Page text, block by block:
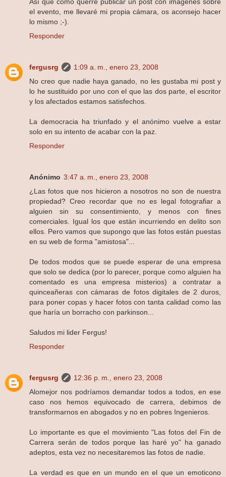
el evento, me llevaré mi propia cámara, os aconsejo hacer
lo mismo ;-).
Responder
fergusrg
1:09 a. m., enero 23, 2008
No creo que nadie haya ganado, no les gustaba mi post y
lo he sustituido por uno con el que las dos parte, el escritor
y los afectados estamos satisfechos.
La democracia ha triunfado y el anónimo vuelve a estar
solo en su intento de acabar con la paz.
Responder
Anónimo 3:47 a. m., enero 23, 2008
¿Las fotos que nos hicieron a nosotros no son de nuestra
propiedad? Creo recordar que no es legal fotografiar a
alguien sin su consentimiento, y menos con fines
comerciales. Igual los que están incurriendo en delito son
ellos. Pero vamos que supongo que las fotos están puestas
en su web de forma "amistosa"...
De todos modos que se puede esperar de una empresa
que solo se dedica (por lo parecer, porque como alguien ha
comentado es una empresa misterios) a contratar a
quinceañeras con cámaras de fotos digitales de 2 duros,
para poner copas y hacer fotos con tanta calidad como las
que haría un borracho con parkinson...
Saludos mi lider Fergus!
Responder
fergusrg
12:36 p. m., enero 23, 2008
Alomejor nos podríamos demandar todos a todos, en ese
caso nos hemos equivocado de carrera, debimos de
transformarnos en abogados y no en pobres Ingenieros.
Lo importante es que el movimiento "Las fotos del Fin de
Carrera serán de todos porque las haré yo" ha ganado
adeptos, esta vez no necesitaremos las fotos de nadie.
La verdad es que en un mundo en el que un emoticono